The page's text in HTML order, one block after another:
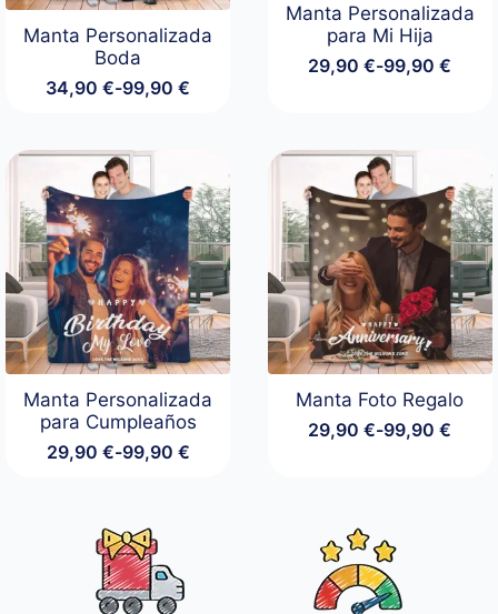
Manta Personalizada
Boda
34,90€-99,90€
Rango
desde
34,90 €
hasta
99,90 €
Manta Personalizada
para Mi Hija
29,90€-99,90€
Rango
29,90 €
hasta
99,90 €
Manta Personalizada
para Cumpleaños
29,90 €-99,90 €
Rango
desde
29,90 €
hasta
99,90 €
Manta Foto Regalo
29,90€-99,90€
Rango
hasta
99,90 €